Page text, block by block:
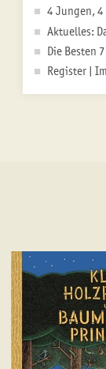
4 Jungen, 4
Aktuelles:
Die Besten
Register |